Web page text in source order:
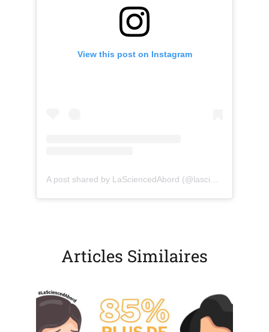
View this post on Instagram
A post shared by LaSciencedAbord (@lasciencedabord)
Articles Similaires